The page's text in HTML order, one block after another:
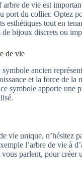
arbre de vie est
port du collier. Optez
esthétiques tout en
de bijoux discrets ou
de vie
symbole ancien
et la force de la
symbole apporte une
vie unique, n’hésitez
l’arbre de vie à
vous parlent, pour